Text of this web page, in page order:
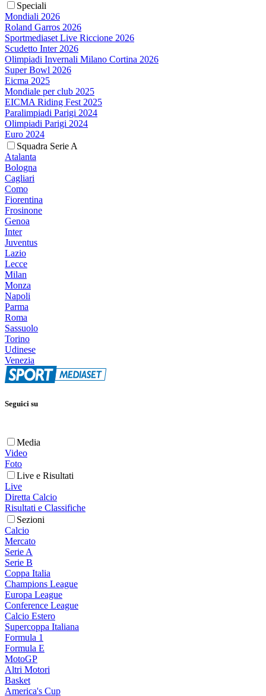
Speciali
Mondiali 2026
Roland Garros 2026
Sportmediaset Live Riccione 2026
Scudetto Inter 2026
Olimpiadi Invernali Milano Cortina 2026
Super Bowl 2026
Eicma 2025
Mondiale per club 2025
EICMA Riding Fest 2025
Paralimpiadi Parigi 2024
Olimpiadi Parigi 2024
Euro 2024
Squadra Serie A
Atalanta
Bologna
Cagliari
Como
Fiorentina
Frosinone
Genoa
Inter
Juventus
Lazio
Lecce
Milan
Monza
Napoli
Parma
Roma
Sassuolo
Torino
Udinese
Venezia
Seguici su
Media
Video
Foto
Live e Risultati
Live
Diretta Calcio
Risultati e Classifiche
Sezioni
Calcio
Mercato
Serie A
Serie B
Coppa Italia
Champions League
Europa League
Conference League
Calcio Estero
Supercoppa Italiana
Formula 1
Formula E
MotoGP
Altri Motori
Basket
America's Cup